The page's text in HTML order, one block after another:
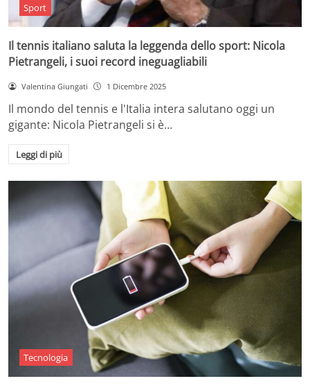
Sport
Il tennis italiano saluta la leggenda dello sport: Nicola
Pietrangeli, i suoi record ineguagliabili
Valentina Giungati 1 Dicembre 2025
Il mondo del tennis e l'Italia intera salutano oggi un
gigante: Nicola Pietrangeli si è…
Leggi di più
Tecnologia